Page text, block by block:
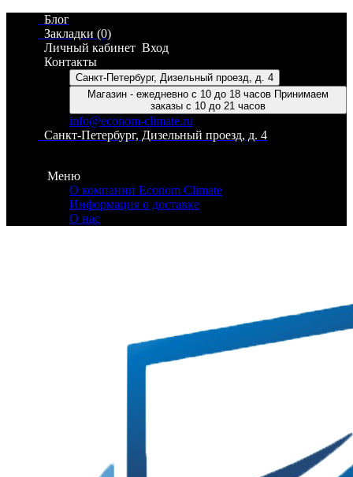
Блог
Закладки (0)
Личный кабинет Вход
Контакты
Санкт-Петербург, Дизельный проезд, д. 4
Магазин - ежедневно с 10 до 18 часов Принимаем
заказы с 10 до 21 часов
info@econom-climate.ru
Санкт-Петербург, Дизельный проезд, д. 4
Меню
О компании Econom Climate
Информация о доставке
О нас